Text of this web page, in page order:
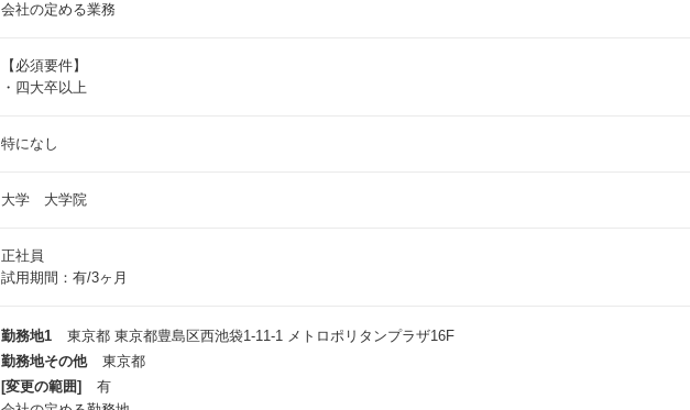
会社の定める業務
【必須要件】
・四大卒以上
特になし
大学 大学院
正社員
試用期間：有/3ヶ月
勤務地1
東京都 東京都豊島区⻄池袋1-11-1 メトロポリタンプラザ16F
勤務地その他
東京都
[変更の範囲]
有